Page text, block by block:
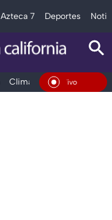
Azteca 7 Deportes
Clima Deportes
En Vivo